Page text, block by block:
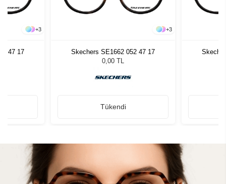
+3
47 17
+3
Skechers SE1662 052 47 17
0,00 TL
Tükendi